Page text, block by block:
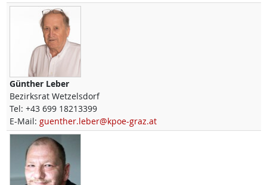
Günther Leber
Bezirksrat Wetzelsdorf
Tel: +43 699 18213399
E-Mail: guenther.leber@kpoe-graz.at